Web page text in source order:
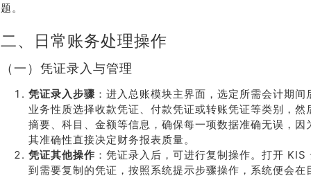
题。
二、日常账务处理操作
（一）凭证录入与管理
凭证录入步骤：进入总账模块主界面，选定所需会计期间
业务性质选择收款凭证、付款凭证或转账凭证等类别，
摘要、科目、金额等信息，确保每一项数据准确无误，因
其准确性直接决定财务报表质量。
凭证其他操作 ：凭证录入后，可进行复制操作。打开
到需要复制的凭证，按照系统提示步骤操作，系统便会在